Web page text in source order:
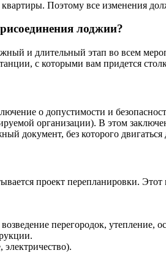
Поэтому все изменения
лоджии?
и длительный этап во всем
с которыми вам придется
о допустимости и
организации). В этом
документ, без которого
проект перепланировки.
перегородок, утепление,